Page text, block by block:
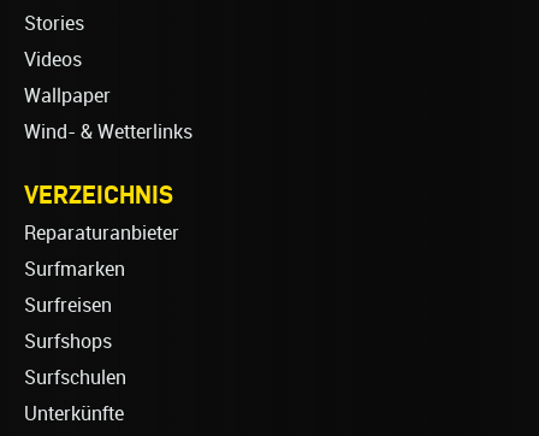
Stories
Videos
Wallpaper
Wind- & Wetterlinks
VERZEICHNIS
Reparaturanbieter
Surfmarken
Surfreisen
Surfshops
Surfschulen
Unterkünfte